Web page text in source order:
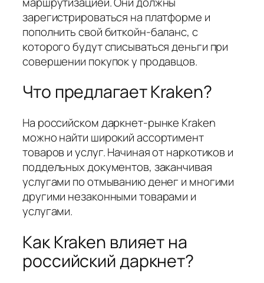
зарегистрироваться на платформе и
пополнить свой биткойн-баланс, с
которого будут списываться деньги при
совершении покупок у продавцов.
Что предлагает Kraken?
На российском даркнет-рынке Kraken
можно найти широкий ассортимент
товаров и услуг. Начиная от наркотиков и
поддельных документов, заканчивая
услугами по отмыванию денег и многими
другими незаконными товарами и
услугами.
Как Kraken влияет на
российский даркнет?